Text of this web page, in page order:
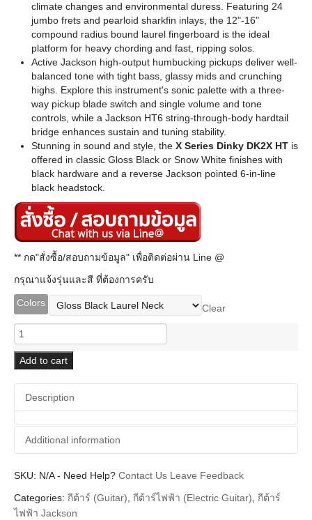
climate changes and environmental duress. Featuring 24
jumbo frets and pearloid sharkfin inlays, the 12"-16"
compound radius bound laurel fingerboard is the ideal
platform for heavy chording and fast, ripping solos.
Active Jackson high-output humbucking pickups deliver well-
balanced tone with tight bass, glassy mids and crunching
highs. Explore this instrument's sonic palette with a three-
way pickup blade switch and single volume and tone
controls, while a Jackson HT6 string-through-body hardtail
bridge enhances sustain and tuning stability.
Stunning in sound and style, the X Series Dinky DK2X HT is
offered in classic Gloss Black or Snow White finishes with
black hardware and a reverse Jackson pointed 6-in-line
black headstock.
** กด"สั่งซื้อ/สอบถามข้อมูล" เพื่อติดต่อผ่าน Line @
กรุณาแจ้งรุ่นและสี ที่ต้องการครับ
Colors
Clear
Jackson
X
Series
Dinky
DK2X
HT
quantity
Add to cart
Description
Additional information
Additional information
Brands Jackson
SKU: N/A- Need Help? Contact Us Leave Feedback
Categories: กีต้าร์ (Guitar), กีต้าร์ไฟฟ้า (Electric Guitar), กีต้าร์
ไฟฟ้า Jackson